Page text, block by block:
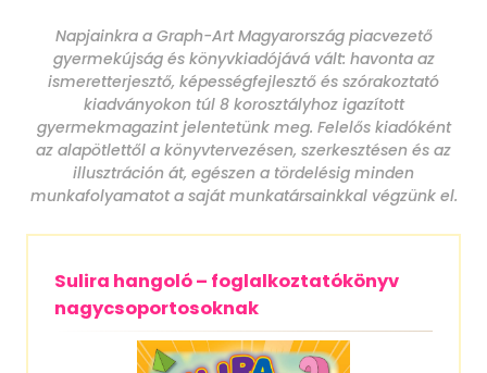
Napjainkra a Graph-Art Magyarország piacvezető
gyermekújság és könyvkiadójává vált: havonta az
ismeretterjesztő, képességfejlesztő és szórakoztató
kiadványokon túl 8 korosztályhoz igazított
gyermekmagazint jelentetünk meg. Felelős kiadóként
az alapötlettől a könyvtervezésen, szerkesztésen és az
illusztráción át, egészen a tördelésig minden
munkafolyamatot a saját munkatársainkkal végzünk el.
Sulira hangoló – foglalkoztatókönyv
nagycsoportosoknak